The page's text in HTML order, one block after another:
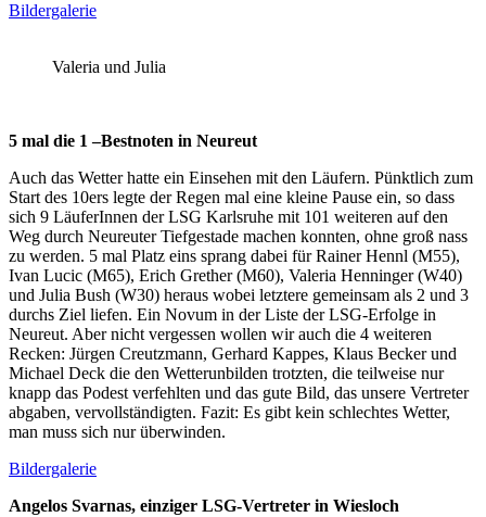
Bildergalerie
Valeria und Julia
5 mal die 1 –Bestnoten in Neureut
Auch das Wetter hatte ein Einsehen mit den Läufern. Pünktlich zum
Start des 10ers legte der Regen mal eine kleine Pause ein, so dass
sich 9 LäuferInnen der LSG Karlsruhe mit 101 weiteren auf den
Weg durch Neureuter Tiefgestade machen konnten, ohne groß nass
zu werden. 5 mal Platz eins sprang dabei für Rainer Hennl (M55),
Ivan Lucic (M65), Erich Grether (M60), Valeria Henninger (W40)
und Julia Bush (W30) heraus wobei letztere gemeinsam als 2 und 3
durchs Ziel liefen. Ein Novum in der Liste der LSG-Erfolge in
Neureut. Aber nicht vergessen wollen wir auch die 4 weiteren
Recken: Jürgen Creutzmann, Gerhard Kappes, Klaus Becker und
Michael Deck die den Wetterunbilden trotzten, die teilweise nur
knapp das Podest verfehlten und das gute Bild, das unsere Vertreter
abgaben, vervollständigten. Fazit: Es gibt kein schlechtes Wetter,
man muss sich nur überwinden.
Bildergalerie
Angelos Svarnas, einziger LSG-Vertreter in Wiesloch